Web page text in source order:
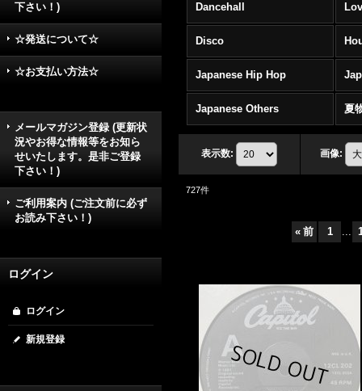
下さい！)
☆発送について☆
☆お支払い方法☆
メールマガジン登録 (更新状
況やお得な情報等をお知ら
せいたします。是非ご登録
下さい！)
ご利用案内 (ご注文前に必ず
お読み下さい！)
ログイン
ログイン
新規登録
Dancehall
Disco
Japanese Hip Hop
Japanese Others 夏
表示数: 画像:
727件
« 前 1 ...